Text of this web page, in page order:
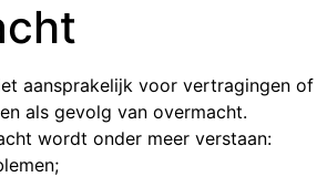
aansprakelijk voor vertragingen of
als gevolg van overmacht.
wordt onder meer verstaan: